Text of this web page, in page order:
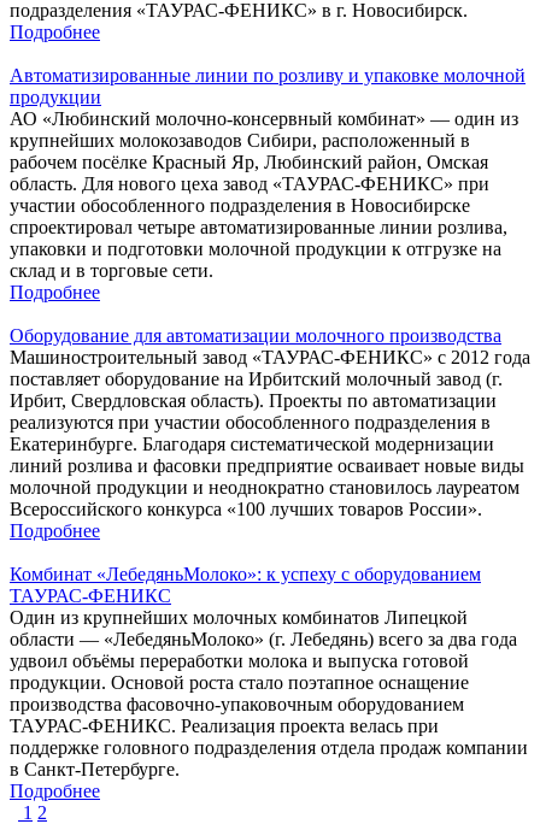
подразделения «ТАУРАС-ФЕНИКС» в г. Новосибирск.
Подробнее
Автоматизированные линии по розливу и упаковке молочной
продукции
АО «Любинский молочно-консервный комбинат» — один из
крупнейших молокозаводов Сибири, расположенный в
рабочем посёлке Красный Яр, Любинский район, Омская
область. Для нового цеха завод «ТАУРАС-ФЕНИКС» при
участии обособленного подразделения в Новосибирске
спроектировал четыре автоматизированные линии розлива,
упаковки и подготовки молочной продукции к отгрузке на
склад и в торговые сети.
Подробнее
Оборудование для автоматизации молочного производства
Машиностроительный завод «ТАУРАС-ФЕНИКС» с 2012 года
поставляет оборудование на Ирбитский молочный завод (г.
Ирбит, Свердловская область). Проекты по автоматизации
реализуются при участии обособленного подразделения в
Екатеринбурге. Благодаря систематической модернизации
линий розлива и фасовки предприятие осваивает новые виды
молочной продукции и неоднократно становилось лауреатом
Всероссийского конкурса «100 лучших товаров России».
Подробнее
Комбинат «ЛебедяньМолоко»: к успеху с оборудованием
ТАУРАС-ФЕНИКС
Один из крупнейших молочных комбинатов Липецкой
области — «ЛебедяньМолоко» (г. Лебедянь) всего за два года
удвоил объёмы переработки молока и выпуска готовой
продукции. Основой роста стало поэтапное оснащение
производства фасовочно-упаковочным оборудованием
ТАУРАС-ФЕНИКС. Реализация проекта велась при
поддержке головного подразделения отдела продаж компании
в Санкт-Петербурге.
Подробнее
1 2